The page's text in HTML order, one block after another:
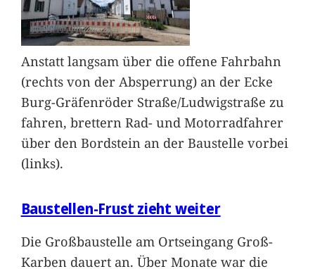
Anstatt langsam über die offene Fahrbahn
(rechts von der Absperrung) an der Ecke
Burg-Gräfenröder Straße/Ludwigstraße zu
fahren, brettern Rad- und Motorradfahrer
über den Bordstein an der Baustelle vorbei
(links).
Baustellen-Frust zieht weiter
Die Großbaustelle am Ortseingang Groß-
Karben dauert an. Über Monate war die